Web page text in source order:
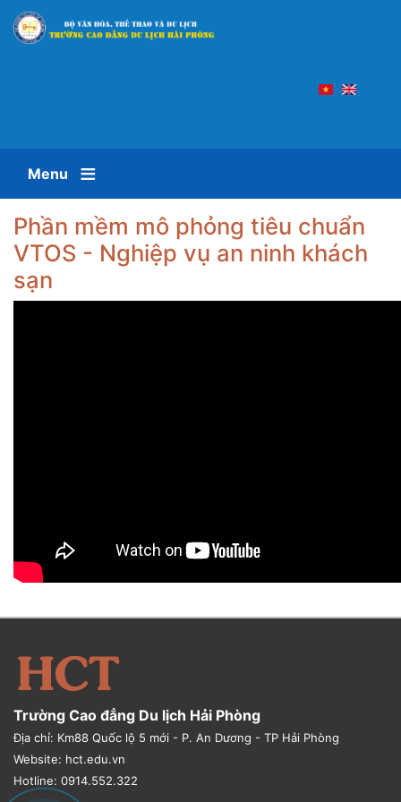
Nhảy
đến
Menu
Phần mềm mô phỏng tiêu chuẩn
VTOS - Nghiệp vụ an ninh khách
sạn
Trường Cao đẳng Du lịch Hải Phòng
Địa chỉ: Km88 Quốc lộ 5 mới - P. An Dương - TP Hải Phòng
Website: hct.edu.vn
Hotline: 0914.552.322